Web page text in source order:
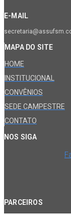
E-MAIL
MAPA DO SITE
HOME
INSTITUCIONAL
CONVÊNIOS
SEDE CAMPESTRE
CONTATO
NOS SIGA
PARCEIROS